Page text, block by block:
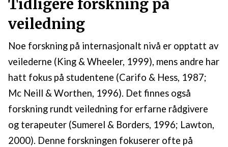
Tidligere forskning på
veiledning
Noe forskning på internasjonalt nivå er opptatt av
veilederne (King & Wheeler, 1999), mens andre har
hatt fokus på studentene (Carifo & Hess, 1987;
Mc Neill & Worthen, 1996). Det finnes også
forskning rundt veiledning for erfarne rådgivere
og terapeuter (Sumerel & Borders, 1996; Lawton,
2000). Denne forskningen fokuserer ofte på